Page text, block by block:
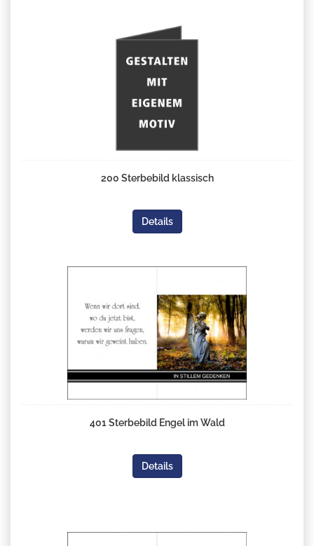
200 Sterbebild klassisch
Details
401 Sterbebild Engel im Wald
Details